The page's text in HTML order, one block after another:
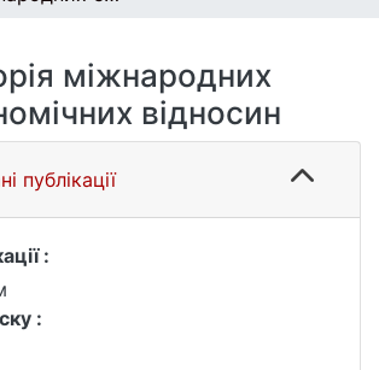
міжнародних
відносин
публікації
:
: